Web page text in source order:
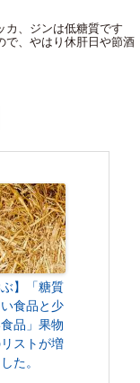
カ、ジンは低糖質です
で、やはり休肝日や節酒
ぶ】「糖質
食品と少
品」果物
ストが増
た。